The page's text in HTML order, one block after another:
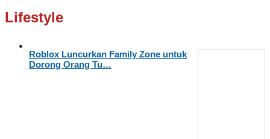
Lifestyle
Roblox Luncurkan Family Zone untuk
Dorong Orang Tu…